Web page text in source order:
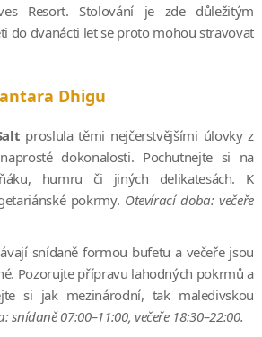
Resort. Stolování je zde důležitým
do dvanácti let se proto mohou stravovat
Dhigu
proslula těmi nejčerstvějšími úlovky z
dokonalosti. Pochutnejte si na
humru či jiných delikatesách. K
pokrmy. Otevírací doba: večeře
snídaně formou bufetu a večeře jsou
Pozorujte přípravu lahodných pokrmů a
si jak mezinárodní, tak maledivskou
snídaně 07:00–11:00, večeře 18:30–22:00.